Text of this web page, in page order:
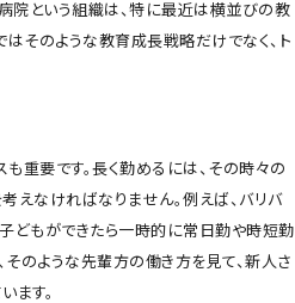
院という組織は、特に最近は横並びの教
そのような教育成長戦略だけでなく、ト
重要です。長く勤めるには、その時々の
えなければなりません。例えば、バリバ
どもができたら一時的に常日勤や時短勤
そのような先輩方の働き方を見て、新人さ
ます。